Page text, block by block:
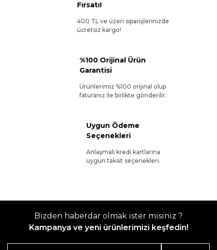
Fırsatı!
400 TL ve üzeri siparişlerinizde
ücretsiz kargo!
%100 Orijinal Ürün
Garantisi
Ürünlerimiz %100 orijinal olup
faturanız ile birlikte gönderilir.
Uygun Ödeme
Seçenekleri
Anlaşmalı kredi kartlarına
uygun taksit seçenekleri.
Bizden haberdar olmak ister misiniz ?
Kampanya ve yeni ürünlerimizi keşfedin!